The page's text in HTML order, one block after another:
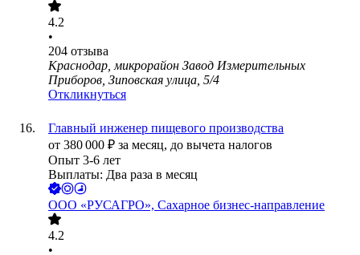
4.2
•
204 отзыва
Краснодар, микрорайон Завод Измерительных
Приборов, Зиповская улица, 5/4
Откликнуться
Главный инженер пищевого производства
от 380 000 ₽ за месяц, до вычета налогов
Опыт 3-6 лет
Выплаты: Два раза в месяц
ООО «РУСАГРО», Сахарное бизнес-направление
4.2
•